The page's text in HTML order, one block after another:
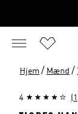
Hjem / Mænd /
4